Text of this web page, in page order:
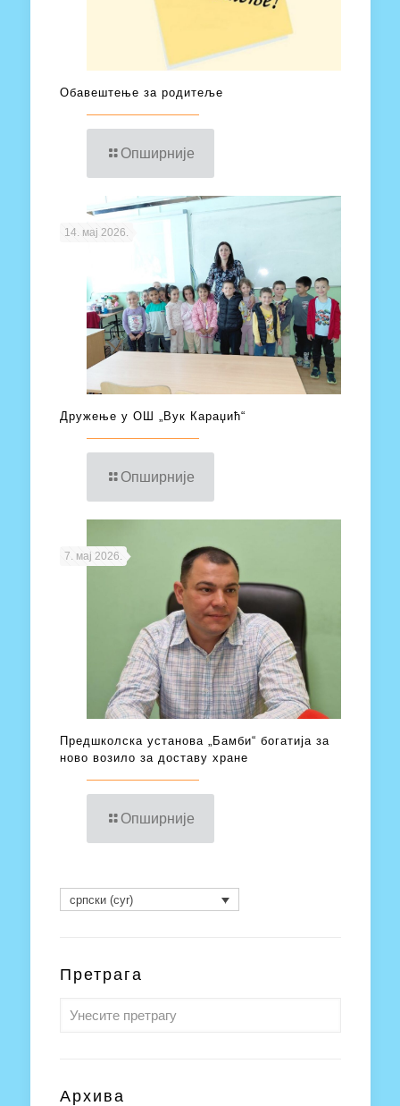
Обавештење за родитеље
Опширније
14. мај 2026.
Дружење у ОШ „Вук Караџић“
Опширније
7. мај 2026.
Предшколска установа „Бамби“ богатија за
ново возило за доставу хране
Опширније
српски (cyr)
Претрага
Архива